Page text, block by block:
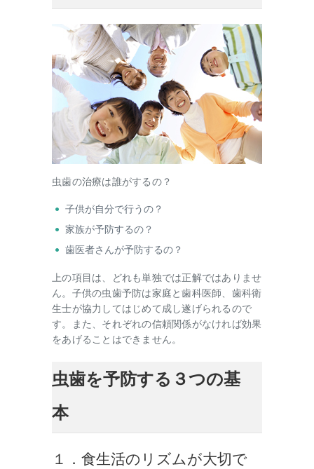
虫歯の治療は誰がするの？
子供が自分で行うの？
家族が予防するの？
歯医者さんが予防するの？
上の項目は、どれも単独では正解ではありませ
ん。子供の虫歯予防は家庭と歯科医師、歯科衛
生士が協力してはじめて成し遂げられるので
す。また、それぞれの信頼関係がなければ効果
をあげることはできません。
虫歯を予防する３つの基
本
１．食生活のリズムが大切で